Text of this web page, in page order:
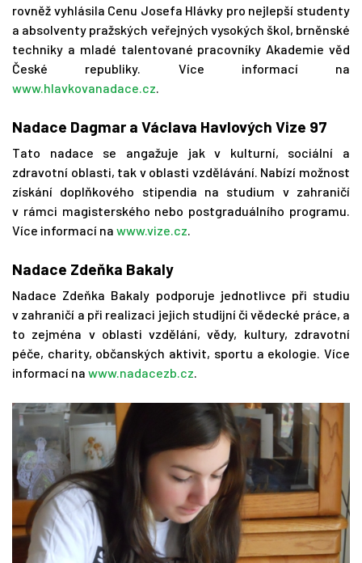
rovněž vyhlásila Cenu Josefa Hlávky pro nejlepší studenty
a absolventy pražských veřejných vysokých škol, brněnské
techniky a mladé talentované pracovníky Akademie věd
České republiky. Více informací na
www.hlavkovanadace.cz.
Nadace Dagmar a Václava Havlových Vize 97
Tato nadace se angažuje jak v kulturní, sociální a
zdravotní oblasti, tak v oblasti vzdělávání. Nabízí možnost
získání doplňkového stipendia na studium v zahraničí
v rámci magisterského nebo postgraduálního programu.
Více informací na www.vize.cz.
Nadace Zdeňka Bakaly
Nadace Zdeňka Bakaly podporuje jednotlivce při studiu
v zahraničí a při realizaci jejich studijní či vědecké práce, a
to zejména v oblasti vzdělání, vědy, kultury, zdravotní
péče, charity, občanských aktivit, sportu a ekologie. Více
informací na www.nadacezb.cz.